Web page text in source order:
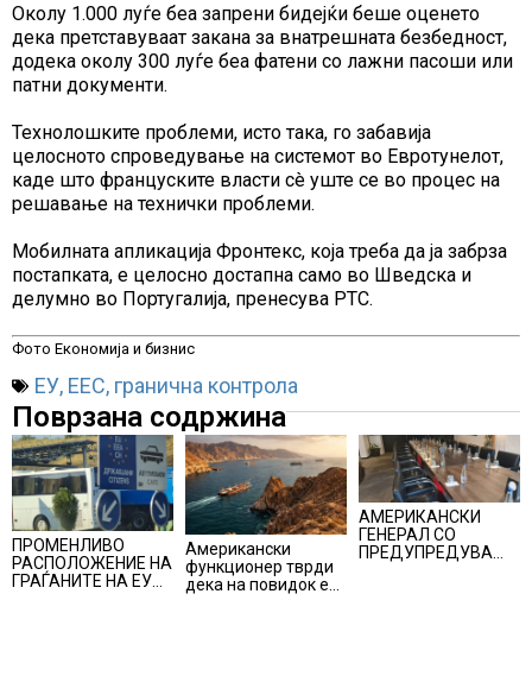
Околу 1.000 луѓе беа запрени бидејќи беше оценето
дека претставуваат закана за внатрешната безбедност,
додека околу 300 луѓе беа фатени со лажни пасоши или
патни документи.
Технолошките проблеми, исто така, го забавија
целосното спроведување на системот во Евротунелот,
каде што француските власти сè уште се во процес на
решавање на технички проблеми.
Мобилната апликација Фронтекс, која треба да ја забрза
постапката, е целосно достапна само во Шведска и
делумно во Португалија, пренесува РТС.
Фото Економија и бизнис
ЕУ, ЕЕС, гранична контрола
Поврзана содржина
ПРОМЕНЛИВО
РАСПОЛОЖЕНИЕ НА
ГРАЃАНИТЕ НА ЕУ
Американски
функционер тврди
дека на повидок е
АМЕРИКАНСКИ
ГЕНЕРАЛ СО
ПРЕДУПРЕДУВАЊЕ